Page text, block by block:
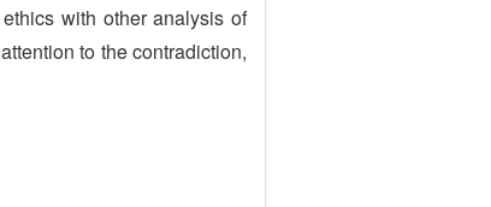
with other analysis of
to the contradiction,